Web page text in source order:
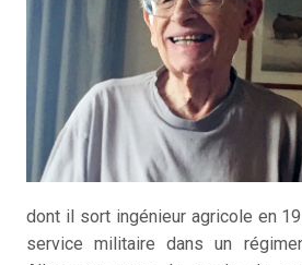
dont il sort ingénieur agricole en
service militaire dans un